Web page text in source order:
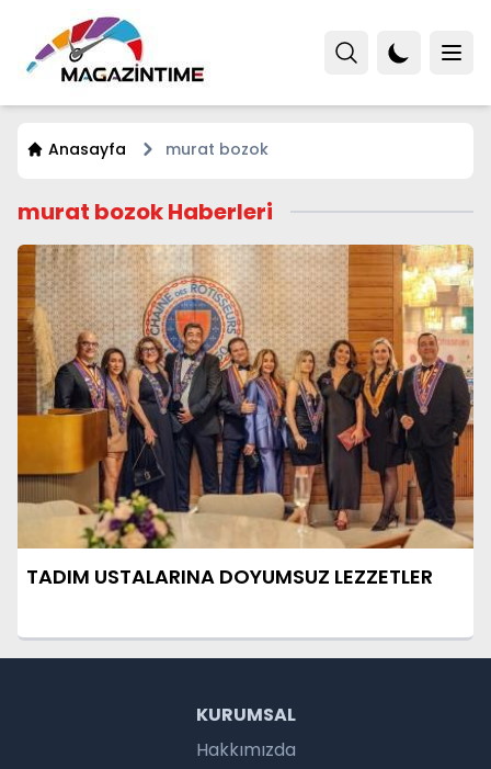
Anasayfa murat bozok
murat bozok Haberleri
TADIM USTALARINA DOYUMSUZ LEZZETLER
KURUMSAL
Hakkımızda